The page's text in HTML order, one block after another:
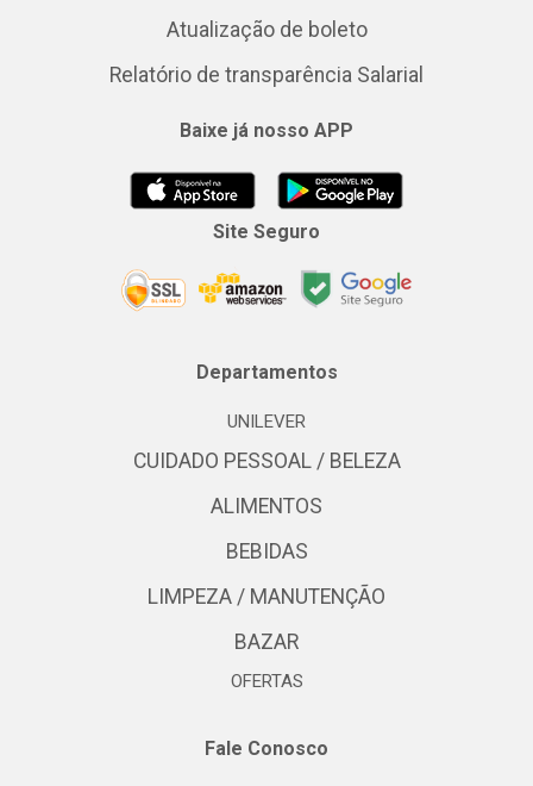
Atualização de boleto
Relatório de transparência Salarial
Baixe já nosso APP
Site Seguro
Departamentos
UNILEVER
CUIDADO PESSOAL / BELEZA
ALIMENTOS
BEBIDAS
LIMPEZA / MANUTENÇÃO
BAZAR
OFERTAS
Fale Conosco